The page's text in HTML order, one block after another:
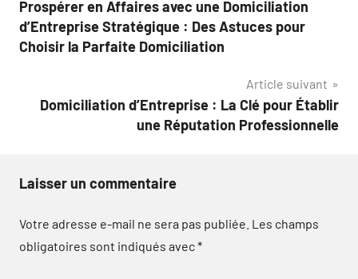
de
l’article
Prospérer en Affaires avec une Domiciliation
d’Entreprise Stratégique : Des Astuces pour
Choisir la Parfaite Domiciliation
Article suivant
Domiciliation d’Entreprise : La Clé pour Établir
une Réputation Professionnelle
Laisser un commentaire
Votre adresse e-mail ne sera pas publiée. Les champs
obligatoires sont indiqués avec*